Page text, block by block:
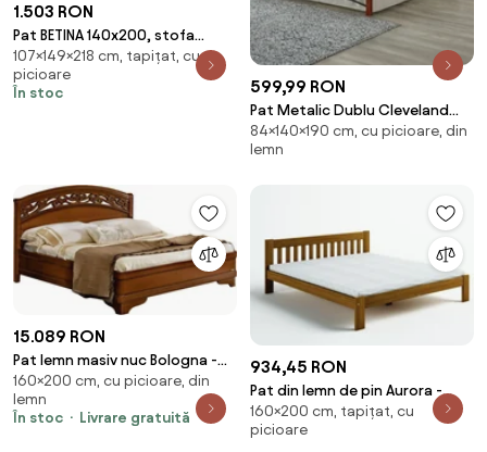
1.503 RON
Pat BETINA 140x200, stofa
clasica gri deschis, cu somiera
si spatiu de
107×149×218 cm, tapițat, cu
picioare
În stoc
599,99 RON
Pat Metalic Dublu Cleveland
Nuc 140x190 Cm
84×140×190 cm, cu picioare, din
lemn
15.089 RON
Pat lemn masiv nuc Bologna -
160 x 200 cm, Da
160×200 cm, cu picioare, din
lemn
În stoc
Livrare gratuită
934,45 RON
Pat din lemn de pin Aurora -
Culoarea Stejar: Stejar 160x200
160×200 cm, tapițat, cu
picioare